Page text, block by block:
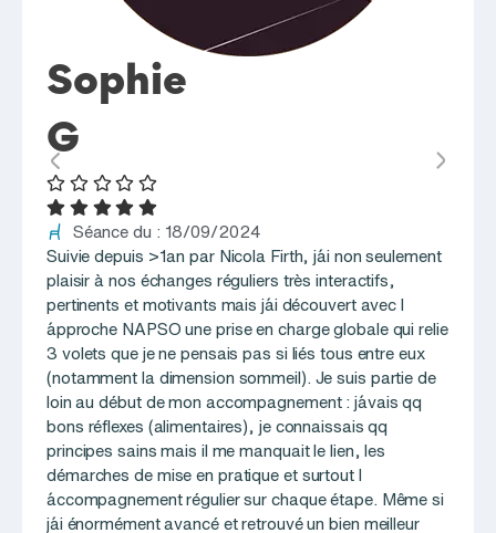
Sophie
G
Séance du : 18/09/2024
Suivie depuis >1an par Nicola Firth, j´ai non seulement
plaisir à nos échanges réguliers très interactifs,
pertinents et motivants mais j´ai découvert avec l
´approche NAPSO une prise en charge globale qui relie
3 volets que je ne pensais pas si liés tous entre eux
(notamment la dimension sommeil). Je suis partie de
loin au début de mon accompagnement : j´avais qq
bons réflexes (alimentaires), je connaissais qq
principes sains mais il me manquait le lien, les
démarches de mise en pratique et surtout l
´accompagnement régulier sur chaque étape. Même si
j´ai énormément avancé et retrouvé un bien meilleur